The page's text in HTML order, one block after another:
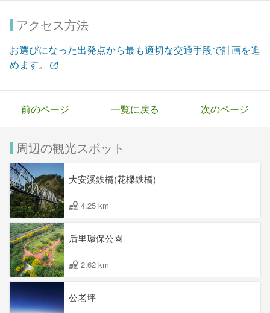
アクセス方法
お選びになった出発点から最も適切な交通手段で計画を進
めます。
前のページ 一覧に戻る 次のページ
周辺の観光スポット
大安溪鉄橋(花樑鉄橋)
4.25 km
后里環保公園
2.62 km
公老坪